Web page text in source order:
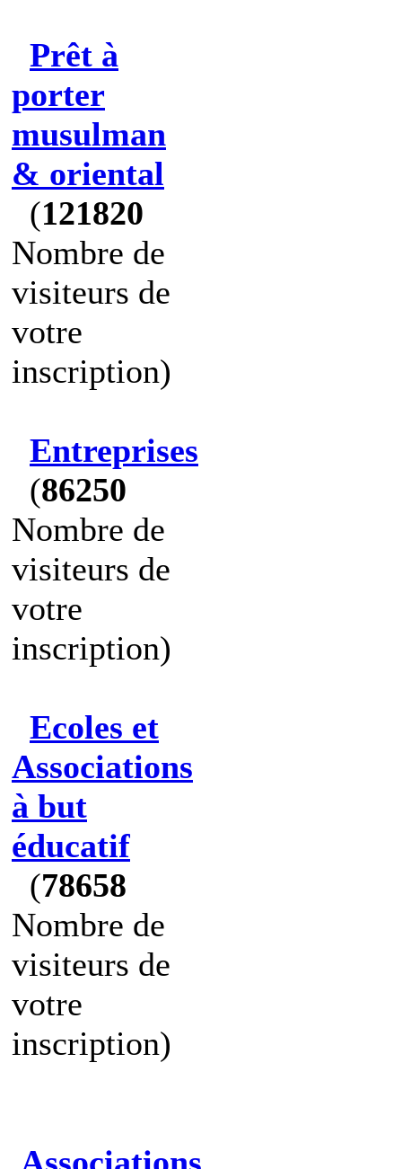
Prêt à
porter
musulman
& oriental
(121820
Nombre de
visiteurs de
votre
inscription)
Entreprises
(86250
Nombre de
visiteurs de
votre
inscription)
Ecoles et
Associations
à but
éducatif
(78658
Nombre de
visiteurs de
votre
inscription)